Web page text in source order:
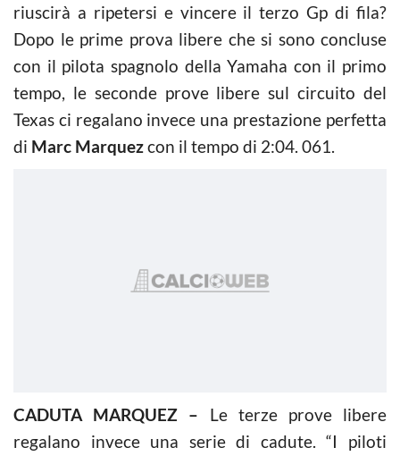
riuscirà a ripetersi e vincere il terzo Gp di fila?
Dopo le prime prova libere che si sono concluse
con il pilota spagnolo della Yamaha con il primo
tempo, le seconde prove libere sul circuito del
Texas ci regalano invece una prestazione perfetta
di Marc Marquezcon il tempo di 2:04. 061.
CADUTA MARQUEZ – Le terze prove libere
regalano invece una serie di cadute. “I piloti